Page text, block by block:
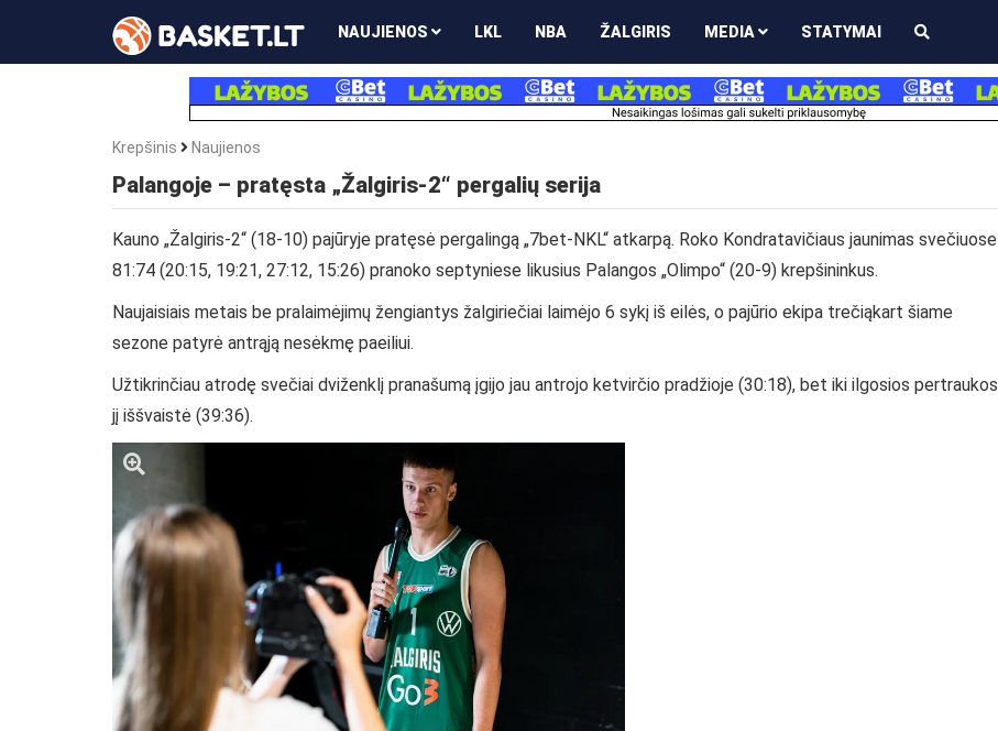
NAUJIENOS LKL NBA ŽALGIRIS MEDIA STATYMAI
Krepšinis Naujienos
Palangoje – pratęsta „Žalgiris-2“ pergalių serija
Kauno „Žalgiris-2“ (18-10) pajūryje pratęsė pergalingą „7bet-NKL“ atkarpą. Roko Kondratavičiaus jaunimas svečiuose
81:74 (20:15, 19:21, 27:12, 15:26) pranoko septyniese likusius Palangos „Olimpo“ (20-9) krepšininkus.
Naujaisiais metais be pralaimėjimų žengiantys žalgiriečiai laimėjo 6 sykį iš eilės, o pajūrio ekipa trečiąkart šiame
sezone patyrė antrąją nesėkmę paeiliui.
Užtikrinčiau atrodę svečiai dviženklį pranašumą įgijo jau antrojo ketvirčio pradžioje (30:18), bet iki ilgosios pertraukos
jį iššvaistė (39:36).